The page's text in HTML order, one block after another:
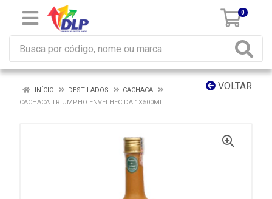
0
VOLTAR
INÍCIO DESTILADOS
CACHACA
CACHACA TRIUMPHO ENVELHECIDA 1X500ML